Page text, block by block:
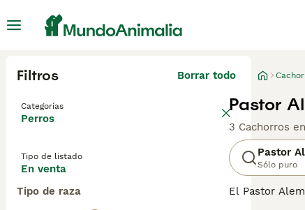
Filtros Borrar todo
Categorías
Perros
Tipo de listado
En venta
Tipo de raza
Pastor
3 Cachorros
Pastor
Sólo puro
El Pastor